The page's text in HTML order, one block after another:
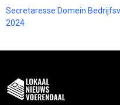
Secretaresse Domein
2024